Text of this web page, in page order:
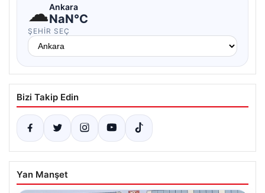
☁Ankara
NaN°C
ŞEHIR SEÇ
Bizi Takip Edin
Yan Manşet